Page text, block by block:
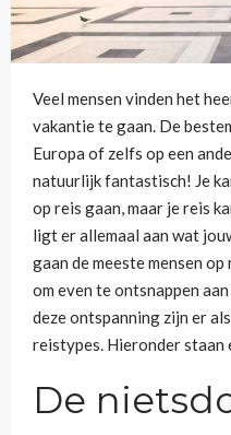
Veel mensen vinden het
vakantie te gaan. De
Europa of zelfs op een
natuurlijk fantastisch! Je
op reis gaan, maar je reis
ligt er allemaal aan wat
gaan de meeste mensen
om even te ontsnappen
deze ontspanning zijn er
reistypes. Hieronder staan
De